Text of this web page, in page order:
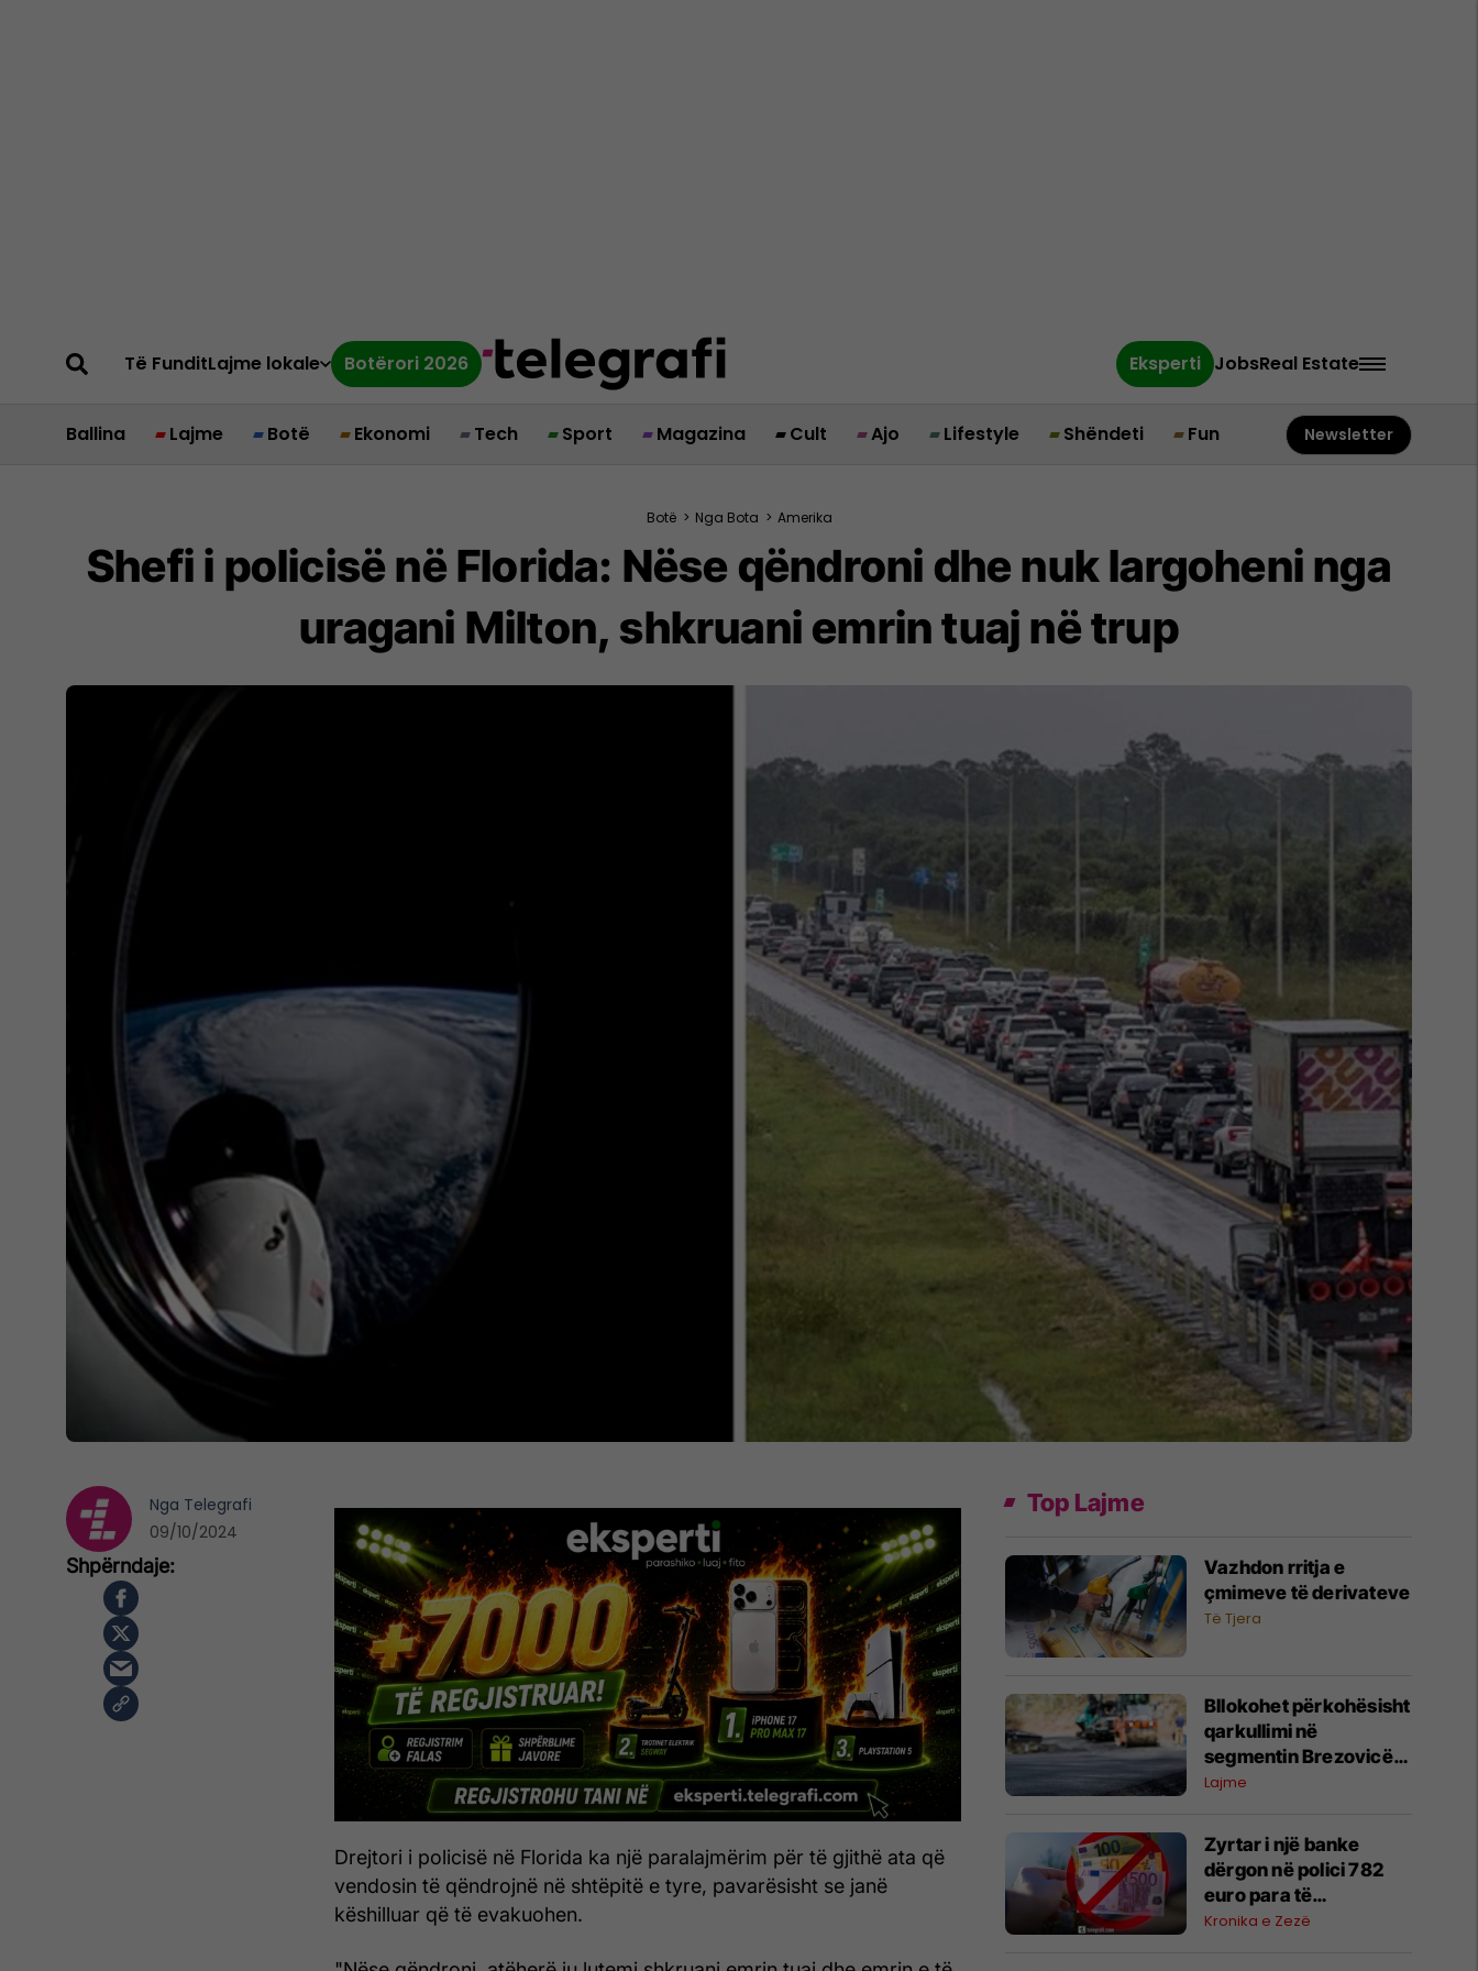
Të FunditLajme lokale Botërori 2026 Eksperti JobsReal Estate
Ballina Lajme Botë Ekonomi Tech Sport Magazina Cult Ajo Lifestyle Shëndeti Fun Newsletter
Botë > Nga Bota > Amerika
Shefi i policisë në Florida: Nëse qëndroni dhe nuk largoheni nga
uragani Milton, shkruani emrin tuaj në trup
Drejtori i policisë në Florida ka një paralajmërim për të gjithë ata që
vendosin të qëndrojnë në shtëpitë e tyre, pavarësisht se janë
këshilluar që të evakuohen.
Nga Telegrafi
09/10/2024
Top Lajme
Vazhdon rritja e
çmimeve të derivateve
Të Tjera
Bllokohet përkohësisht
qarkullimi në
segmentin Brezovicë–
Prevallë
Lajme
Zyrtar i një banke
dërgon në polici 782
euro para të
falsifikuara, rasti po
Kronika e Zezë